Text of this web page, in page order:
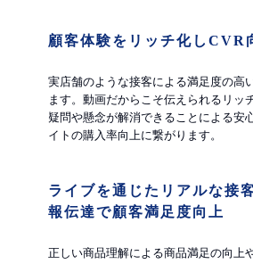
顧客体験をリッチ化しCVR
実店舗のような接客による満足度の高
ます。動画だからこそ伝えられるリッ
疑問や懸念が解消できることによる安
イトの購入率向上に繋がります。
ライブを通じたリアルな接
報伝達で顧客満足度向上
正しい商品理解による商品満足の向上